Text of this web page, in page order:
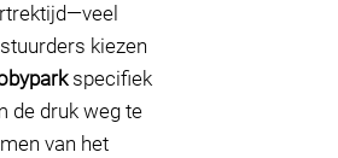
kiezen
specifiek
de druk weg te
van het